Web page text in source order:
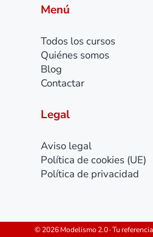
Menú
Todos los cursos
Quiénes somos
Blog
Contactar
Legal
Aviso legal
Política de cookies (UE)
Política de privacidad
© 2026 Modelismo 2.0 · Tu